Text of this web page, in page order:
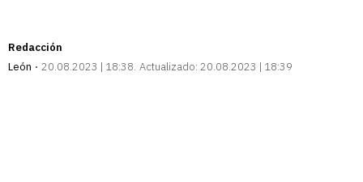
Redacción
León
20.08.2023 | 18:38 Actualizado: 20.08.2023 | 18:39